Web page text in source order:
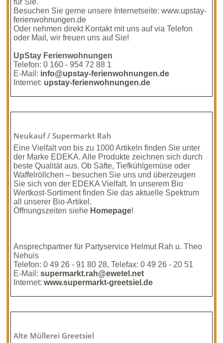
für Sie.
Besuchen Sie gerne unsere Internetseite:www.upstay-
ferienwohnungen.de
Oder nehmen direkt Kontakt mit uns auf via Telefon
oder Mail, wir freuen uns auf Sie!
UpStay Ferienwohnungen
Telefon: 0 160 - 954 72 88 1
E-Mail: info@upstay-ferienwohnungen.de
Internet: upstay-ferienwohnungen.de
Neukauf / Supermarkt Rah
Eine Vielfalt von bis zu 1000 Artikeln finden Sie unter
der Marke EDEKA. Alle Produkte zeichnen sich durch
beste Qualität aus. Ob Säfte, Tiefkühlgemüse oder
Waffelröllchen – besuchen Sie uns und überzeugen
Sie sich von der EDEKA Vielfalt. In unserem Bio
Wertkost-Sortiment finden Sie das aktuelle Spektrum
all unserer Bio-Artikel.
Öffnungszeiten siehe Homepage!
Ansprechpartner für Partyservice Helmut Rah u. Theo
Nehuis
Telefon: 0 49 26 - 91 80 28, Telefax: 0 49 26 - 20 51
E-Mail:supermarkt.rah@ewetel.net
Internet:www.supermarkt-greetsiel.de
Alte Müllerei Greetsiel